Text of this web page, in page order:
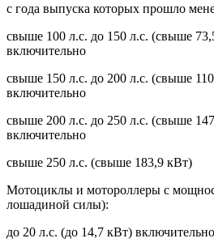
с года выпуска которых прошло
свыше 100 л.с. до 150 л.с. (свыше
включительно
свыше 150 л.с. до 200 л.с. (свыше
включительно
свыше 200 л.с. до 250 л.с. (свыше
включительно
свыше 250 л.с. (свыше 183,9 кВт)
Мотоциклы и мотороллеры с
лошадиной силы):
до 20 л.с. (до 14,7 кВт) включительно